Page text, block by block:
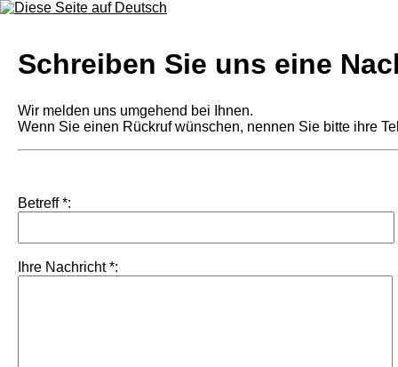
Schreiben Sie uns eine
Wir melden uns umgehend bei Ihnen.
Wenn Sie einen Rückruf wünschen, nennen Sie bitte ihre
Betreff *:
Ihre Nachricht *: